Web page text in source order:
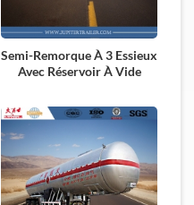
Semi-Remorque À 3 Essieux
Avec Réservoir À Vide